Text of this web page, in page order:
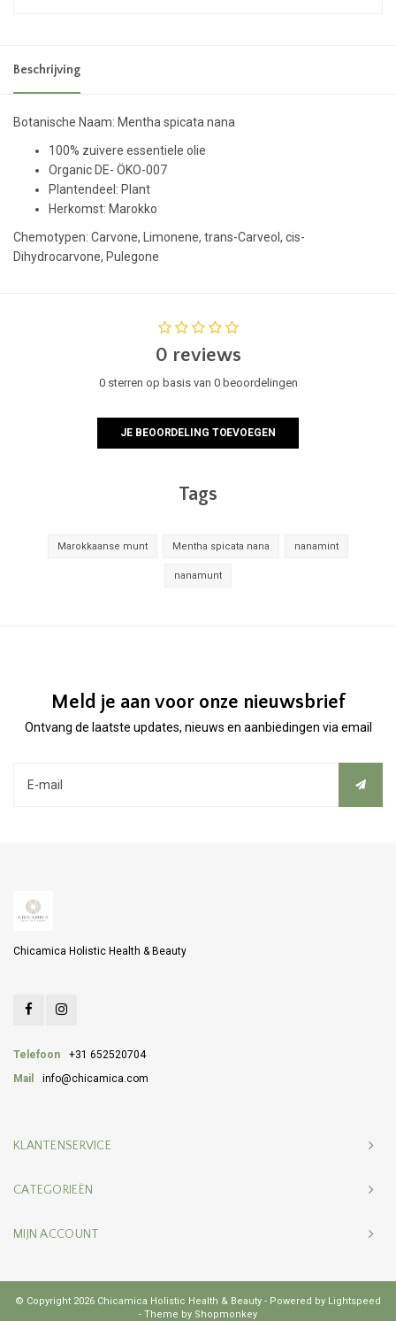
Beschrijving
Botanische Naam: Mentha spicata nana
100% zuivere essentiele olie
Organic DE- ÖKO-007
Plantendeel: Plant
Herkomst: Marokko
Chemotypen: Carvone, Limonene, trans-Carveol, cis-
Dihydrocarvone, Pulegone
0 reviews
0 sterren op basis van 0 beoordelingen
JE BEOORDELING TOEVOEGEN
Tags
Marokkaanse munt Mentha spicata nana nanamint
nanamunt
Meld je aan voor onze nieuwsbrief
Ontvang de laatste updates, nieuws en aanbiedingen via email
Chicamica Holistic Health & Beauty
Telefoon
+31 652520704
Mail
info@chicamica.com
KLANTENSERVICE
CATEGORIEËN
MIJN ACCOUNT
© Copyright 2026 Chicamica Holistic Health & Beauty - Powered by Lightspeed
- Theme by Shopmonkey